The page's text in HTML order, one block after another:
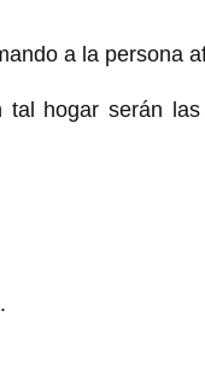
a la persona
hogar serán